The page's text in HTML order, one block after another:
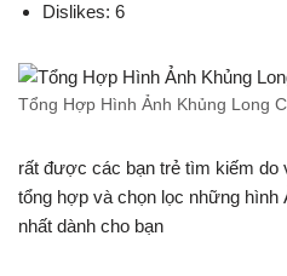
Dislikes: 6
Tổng Hợp Hình Ảnh Khủng Long
rất được các bạn trẻ tìm kiếm do
tổng hợp và chọn lọc những hình
nhất dành cho bạn